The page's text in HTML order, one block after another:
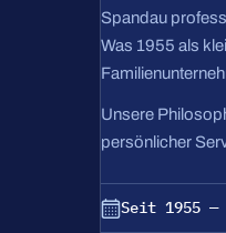
Spandau
Was 1955 als
Unsere
persönlicher
Seit 1955 —